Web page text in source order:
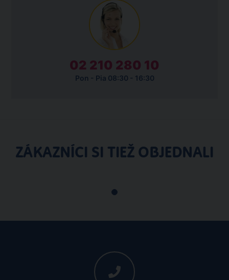
02 210 280 10
Pon - Pia 08:30 - 16:30
ZÁKAZNÍCI SI TIEŽ OBJEDNALI